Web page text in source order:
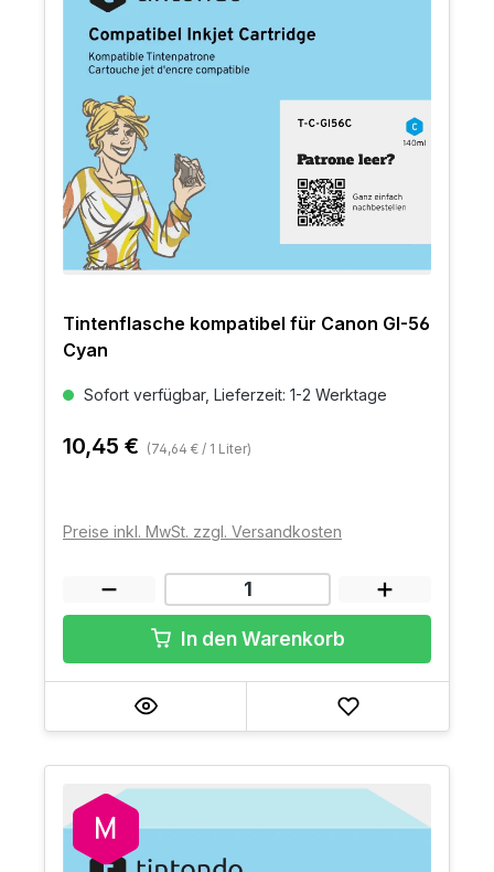
Tintenflasche kompatibel für Canon GI-56
Cyan
Sofort verfügbar, Lieferzeit: 1-2 Werktage
10,45 € (74,64 € / 1 Liter)
Preise inkl. MwSt. zzgl. Versandkosten
In den Warenkorb